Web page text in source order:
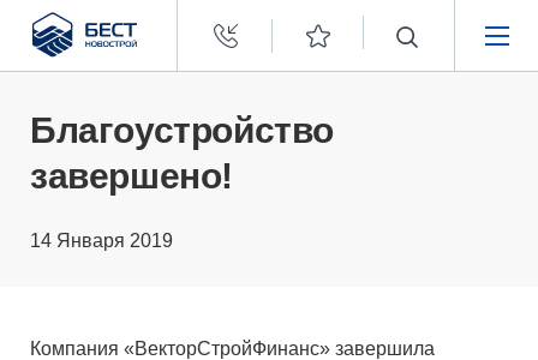
Бест
Новострой
ПОКУПАТЕЛЯМ
ЗАСТРОЙЩИКАМ
Благоустройство
завершено!
14 Января 2019
Компания «ВекторСтройФинанс» завершила